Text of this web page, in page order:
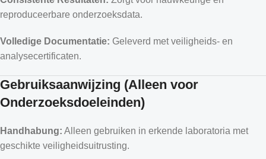
reproduceerbare onderzoeksdata.
Volledige Documentatie: Geleverd met veiligheids- en
analysecertificaten.
Gebruiksaanwijzing (Alleen voor
Onderzoeksdoeleinden)
Handhabung: Alleen gebruiken in erkende laboratoria met
geschikte veiligheidsuitrusting.